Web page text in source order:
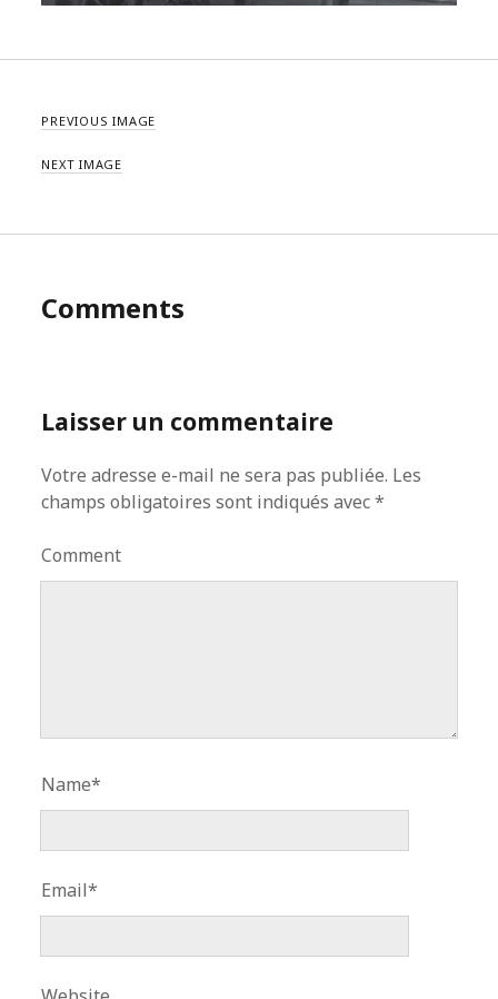
PREVIOUS IMAGE
NEXT IMAGE
Comments
Laisser un commentaire
Votre adresse e-mail ne sera pas publiée. Les
champs obligatoires sont indiqués avec*
Comment
Name*
Email*